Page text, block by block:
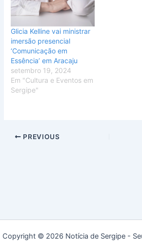
Glicia Kelline vai ministrar
imersão presencial
‘Comunicação em
Essência’ em Aracaju
setembro 19, 2024
Em "Cultura e Eventos em
Sergipe"
PREVIOUS
Copyright © 2026 Notícia de Sergipe -